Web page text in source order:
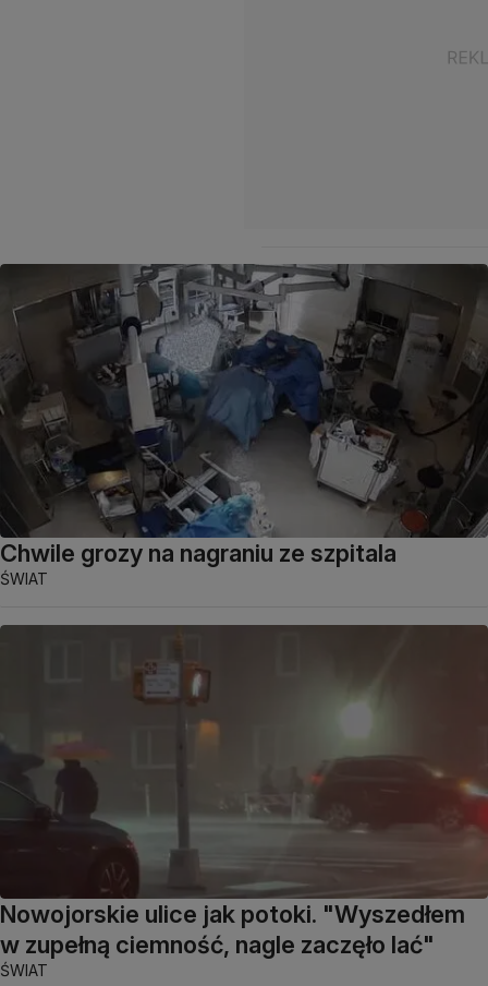
Chwile grozy na nagraniu ze szpitala
ŚWIAT
Nowojorskie ulice jak potoki. "Wyszedłem
w zupełną ciemność, nagle zaczęło lać"
ŚWIAT